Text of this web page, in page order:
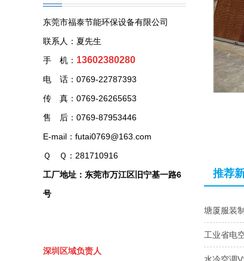
东莞市福泰节能环保设备有限公司
联系人：夏先生
手 机： 13602380280
电 话：0769-22787393
传 真：0769-26265653
售 后：0769-87953446
E-mail：futai0769@163.com
Ｑ Ｑ：281710916
工厂地址：东莞市万江区旧宁基一路6
号
深圳区域负责人
推荐
塘厦服装
工业省电